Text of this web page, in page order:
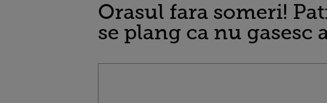
Orasul fara someri!
se plang ca nu gasesc